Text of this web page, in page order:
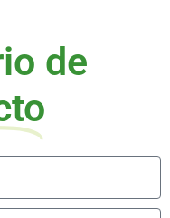
de